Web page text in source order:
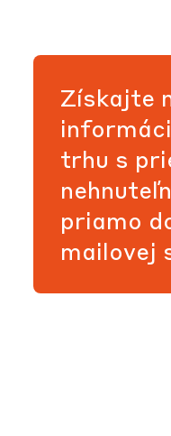
Získajte
trhu s
priamo
mailovej